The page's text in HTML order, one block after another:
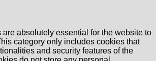
are absolutely essential for the website to
category only includes cookies that
and security features of the